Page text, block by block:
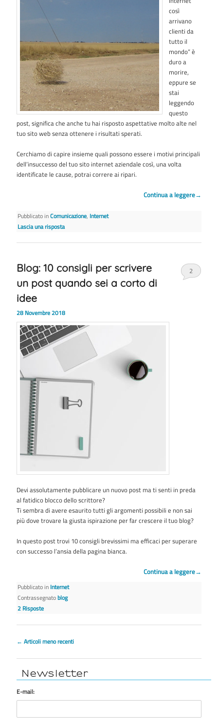
così
arrivano
clienti da
tutto il
mondo” è
duro a
morire,
eppure se
stai
leggendo
questo
post, significa che anche tu hai risposto aspettative molto alte nel
tuo sito web senza ottenere i risultati sperati.
Cerchiamo di capire insieme quali possono essere i motivi principali
dell’insuccesso del tuo sito internet aziendale così, una volta
identificate le cause, potrai correre ai ripari.
Continua a leggere→
Pubblicato inComunicazione, Internet
Lascia una risposta
Blog: 10 consigli per scrivere
un post quando sei a corto di
idee
28 Novembre 2018
2
Devi assolutamente pubblicare un nuovo post ma ti senti in preda
al fatidico blocco dello scrittore?
Ti sembra di avere esaurito tutti gli argomenti possibili e non sai
più dove trovare la giusta ispirazione per far crescere il tuo blog?
In questo post trovi 10 consigli brevissimi ma efficaci per superare
con successo l’ansia della pagina bianca.
Continua a leggere→
Pubblicato inInternet
Contrassegnatoblog
2Risposte
Navigazione articolo
← Articoli meno recenti
Newsletter
E-mail: